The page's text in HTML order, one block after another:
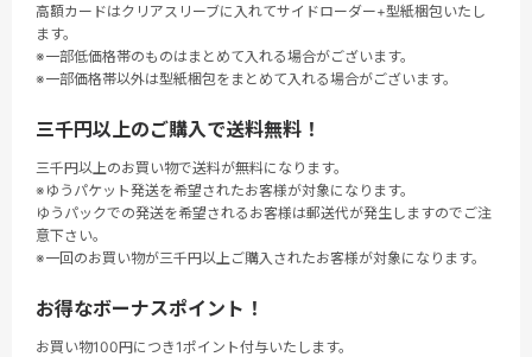
高額カードはクリアスリーブに入れてサイドローダー+型紙梱包いたし
ます。
※一部低価格帯のものはまとめて入れる場合がございます。
※一部価格帯以外は型紙梱包をまとめて入れる場合がございます。
三千円以上のご購入で送料無料！
三千円以上のお買い物で送料が無料になります。
※ゆうパケット発送を希望されたお客様が対象になります。
ゆうパックでの発送を希望されるお客様は郵送代が発生しますのでご注
意下さい。
※一回のお買い物が三千円以上ご購入されたお客様が対象になります。
お得なボーナスポイント！
お買い物100円につき1ポイント付与いたします。